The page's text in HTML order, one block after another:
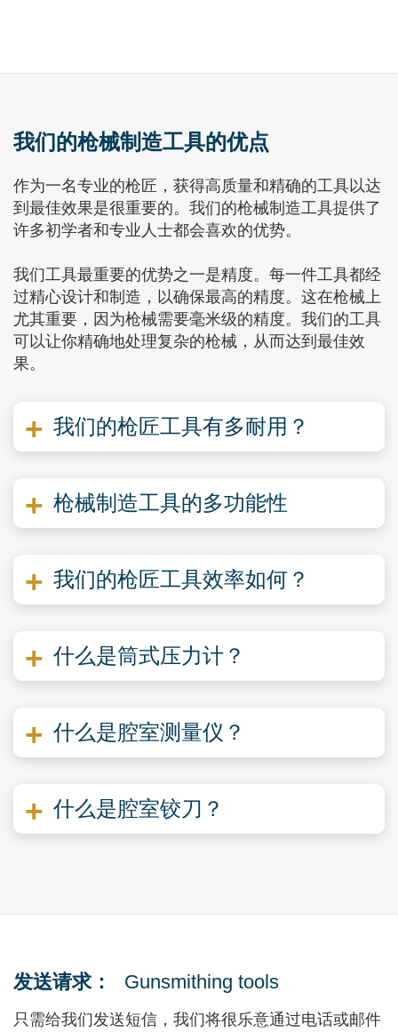
我们的枪械制造工具的优点
作为一名专业的枪匠，获得高质量和精确的工具以达
到最佳效果是很重要的。我们的枪械制造工具提供了
许多初学者和专业人士都会喜欢的优势。
我们工具最重要的优势之一是精度。每一件工具都经
过精心设计和制造，以确保最高的精度。这在枪械上
尤其重要，因为枪械需要毫米级的精度。我们的工具
可以让你精确地处理复杂的枪械，从而达到最佳效
果。
我们的枪匠工具有多耐用？
枪械制造工具的多功能性
我们的枪匠工具效率如何？
什么是筒式压力计？
什么是腔室测量仪？
什么是腔室铰刀？
发送请求： Gunsmithing tools
只需给我们发送短信，我们将很乐意通过电话或邮件